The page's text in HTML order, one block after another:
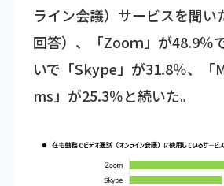
ライン会議）サービスを聞い
回答）、「Zooｍ」が48.9％
いで「Skype」が31.8％、
ms」が25.3％と続いた。